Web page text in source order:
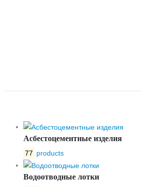
Асбестоцементные изделия
77 products
Водоотводные лотки